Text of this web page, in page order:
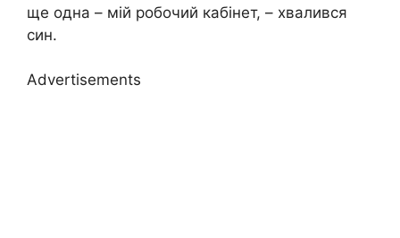
ще одна – мій робочий кабінет, – хвалився
син.
Advertisements